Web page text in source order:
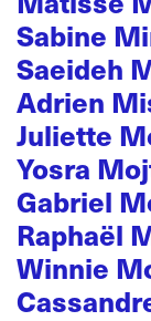
Sabine
Saeideh
Adrien
Juliette
Yosra
Gabriel
Raphaël
Winnie